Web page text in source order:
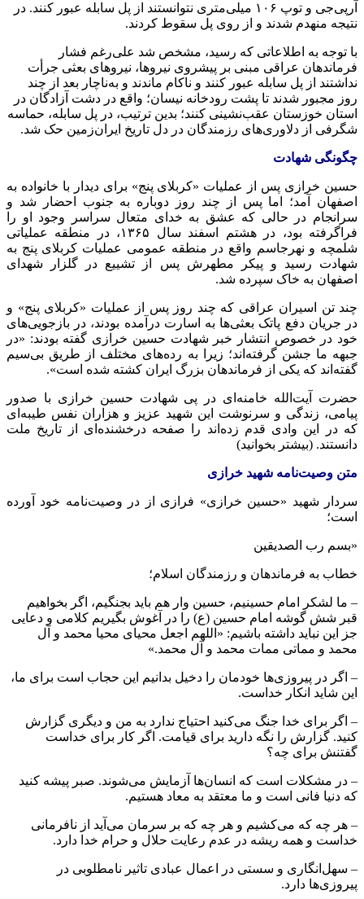
آرپی‌جی و توپ ۱۰۶ میلی‌متری نتوانستند از پل سابله عبور کنند. در
نتیجه منهدم شدند و از روی پل سقوط کردند.
با توجه به اطلاعاتی که رسید، مشخص شد علی‌رغم فشار
فرماندهان عراقی مبنی بر پیشروی نیروها، نیروهای بعثی جرأت
نداشتند از پل سابله عبور کنند و ناکام ماندند و به‌ناچار بعد از چند
روز مجبور شدند تا پشت رودخانه نیسان؛ واقع در دشت آزادگان در
استان خوزستان عقب‌نشینی کنند؛ بدین ترتیب، در پل سابله، حماسه
شگرفی از دلاوری‌های رزمندگان در دل تاریخ ایران‌زمین حک شد.
چگونگی شهادت
حسین خرازی پس از عملیات «کربلای پنج» برای دیدار با خانواده به
اصفهان آمد؛ اما پس از چند روز دوباره به جنوب احضار شد و
سرانجام در حالی که عشق به خدای متعال سراسر وجود او را
فراگرفته بود، در هشتم اسفند سال ۱۳۶۵، در منطقه عملیاتی
شلمچه و نهرجاسم واقع در منطقه عمومی عملیات کربلای پنج به
شهادت رسید و پیکر مطهرش پس از تشییع در گلزار شهدای
اصفهان به خاک سپرده شد.
چند تن اسیران عراقی که چند روز پس از عملیات «کربلای پنج» و
در جریان دفع پاتک بعثی‌ها به اسارت درآمده بودند، در بازجویی‌های
خود در خصوص انتشار خبر شهادت حسین خرازی گفته بودند: «در
جبهه ما جشن گرفته‌اند؛ زیرا به رده‌های مختلف از طریق بی‌سیم
گفته‌اند که یکی از فرماندهان بزرگ ایران کشته شده است».
حضرت آیت‌الله خامنه‌ای در پی شهادت حسین خرازی با صدور
پیامی، زندگی و سرنوشت این شهید عزیز و هزاران نفس طیبه‌ای
که در این وادی قدم زده‌اند را صفحه درخشنده‌ای از تاریخ ملت
دانستند. (بیشتر بخوانید)
متن وصیت‌نامه شهید خرازی
سردار شهید «حسین خرازی» فرازی از در وصیت‌نامه خود آورده
است؛
«بسم رب الصدیقین
خطاب به فرماندهان و رزمندگان اسلام؛
– ما لشکر امام حسینیم، حسین وار هم باید بجنگیم، اگر بخواهیم
قبر شش گوشه امام حسین (ع) را در آغوش بگیریم کلامی و دعایی
جز این نباید داشته باشیم: «اللهم اجعل محیای محیا محمد و آل
محمد و مماتی ممات محمد و آل محمد.»
– اگر در پیروزی‌ها خودمان را دخیل بدانیم این حجاب است برای ما،
این شاید انکار خداست.
– اگر برای خدا جنگ می‌کنید احتیاج ندارد به من و دیگری گزارش
کنید. گزارش را نگه دارید برای قیامت. اگر کار برای خداست
گفتنش برای چه؟
– در مشکلات است که انسان‌ها آزمایش می‌شوند. صبر پیشه کنید
که دنیا فانی است و ما معتقد به معاد هستیم.
– هر چه که می‌کشیم و هر چه که بر سرمان می‌آید از نافرمانی
خداست و همه ریشه در عدم رعایت حلال و حرام خدا دارد.
– سهل‌انگاری و سستی در اعمال عبادی تاثیر نامطلوبی در
پیروزی‌ها دارد.